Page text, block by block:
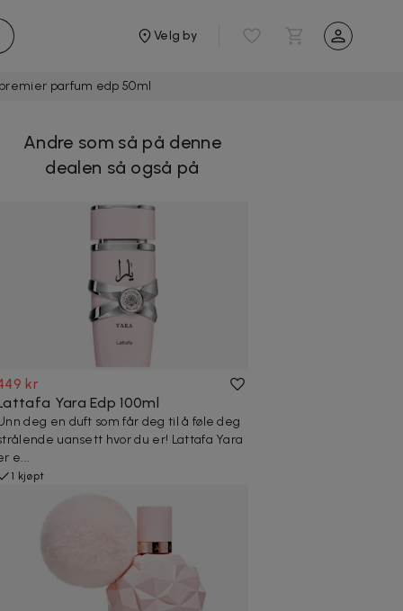
Velg by
parfum edp 50ml
Andre som så på denne
dealen så også på
kr
Yara Edp 100ml
deg en duft som får deg til å føle deg
uansett hvor du er! Lattafa Yara
e...
1 kjøpt